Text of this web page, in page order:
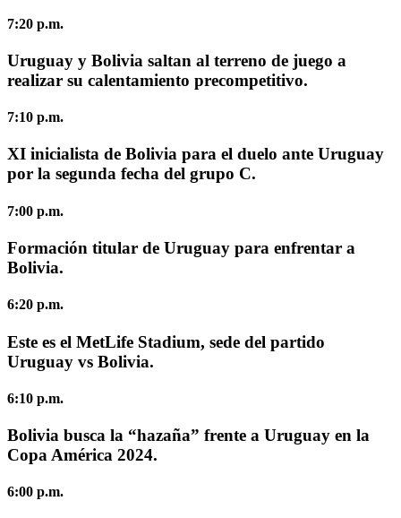
7:20 p.m.
Uruguay y Bolivia saltan al terreno de juego a
realizar su calentamiento precompetitivo.
7:10 p.m.
XI inicialista de Bolivia para el duelo ante Uruguay
por la segunda fecha del grupo C.
7:00 p.m.
Formación titular de Uruguay para enfrentar a
Bolivia.
6:20 p.m.
Este es el MetLife Stadium, sede del partido
Uruguay vs Bolivia.
6:10 p.m.
Bolivia busca la “hazaña” frente a Uruguay en la
Copa América 2024.
6:00 p.m.